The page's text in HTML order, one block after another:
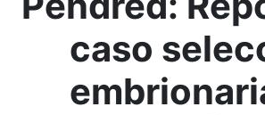
caso​